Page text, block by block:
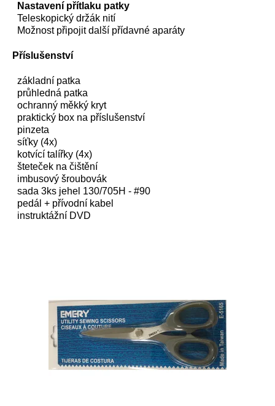
Nastavení přítlaku patky
Teleskopický držák nití
Možnost připojit další přídavné aparáty
Příslušenství
základní patka
průhledná patka
ochranný měkký kryt
praktický box na příslušenství
pinzeta
síťky (4x)
kotvící talířky (4x)
šteteček na čištění
imbusový šroubovák
sada 3ks jehel 130/705H - #90
pedál + přívodní kabel
instruktážní DVD